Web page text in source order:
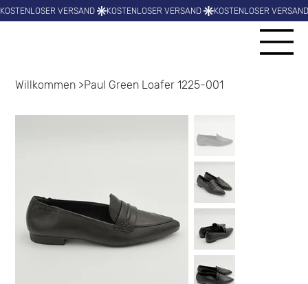
Willkommen >Paul Green Loafer 1225-001